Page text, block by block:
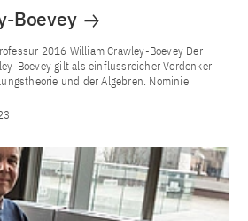
Boevey
2016 William Crawley-Boevey Der
Boevey gilt als einflussreicher Vordenker
und der Algebren. Nominie